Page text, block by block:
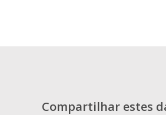
Compartilhar estes